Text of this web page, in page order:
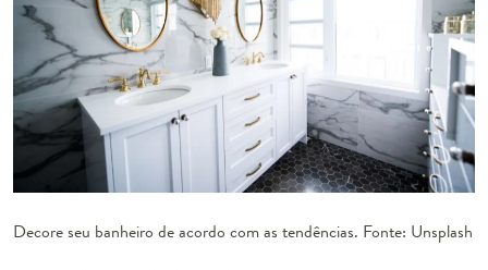
Decore seu banheiro de acordo com as tendências. Fonte: Unsplash